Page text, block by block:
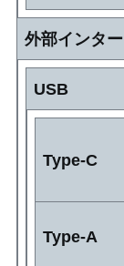
外部インタ
USB
Type-C
Type-A